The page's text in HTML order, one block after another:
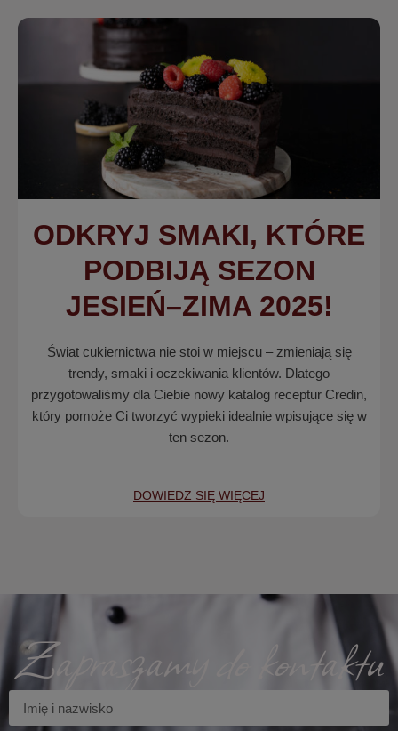
ODKRYJ SMAKI, KTÓRE
PODBIJĄ SEZON
JESIEŃ–ZIMA 2025!
Świat cukiernictwa nie stoi w miejscu – zmieniają się
trendy, smaki i oczekiwania klientów. Dlatego
przygotowaliśmy dla Ciebie nowy katalog receptur Credin,
który pomoże Ci tworzyć wypieki idealnie wpisujące się w
ten sezon.
DOWIEDZ SIĘ WIĘCEJ
Zapraszamy do kontaktu